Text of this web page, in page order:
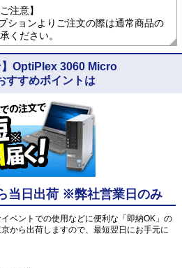
注意】
ションよりご注文の際は通常商品の
ください。
OptiPlex 3060 Micro
すすめポイントは
当日出荷 ※弊社営業日のみ
ベントでの使用などに便利な「即納OK」の
から出荷しますので、最短翌日にお手元に